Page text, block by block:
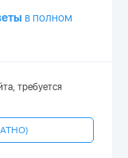
в полном
требуется